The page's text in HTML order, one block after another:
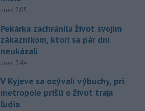
dnes 7:05
Pekárka zachránila život svojim
zákazníkom, ktorí sa pár dní
neukázali
dnes 7:44
V Kyjeve sa ozývali výbuchy, pri
metropole prišli o život traja
ľudia